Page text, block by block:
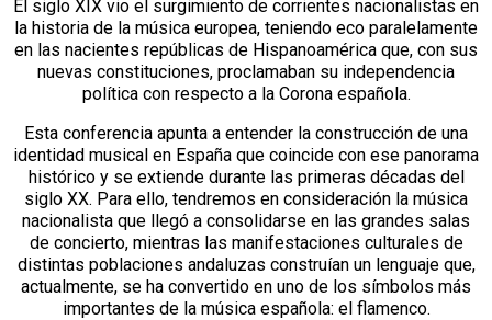
El siglo XIX vio el surgimiento de corrientes nacionalistas en
la historia de la música europea, teniendo eco paralelamente
en las nacientes repúblicas de Hispanoamérica que, con sus
nuevas constituciones, proclamaban su independencia
política con respecto a la Corona española.
Esta conferencia apunta a entender la construcción de una
identidad musical en España que coincide con ese panorama
histórico y se extiende durante las primeras décadas del
siglo XX. Para ello, tendremos en consideración la música
nacionalista que llegó a consolidarse en las grandes salas
de concierto, mientras las manifestaciones culturales de
distintas poblaciones andaluzas construían un lenguaje que,
actualmente, se ha convertido en uno de los símbolos más
importantes de la música española: el flamenco.